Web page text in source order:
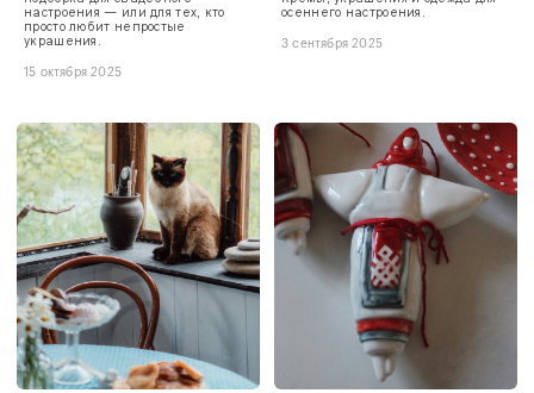
настроения — или для тех, кто
просто любит непростые
украшения.
15 октября 2025
осеннего настроения.
3 сентября 2025